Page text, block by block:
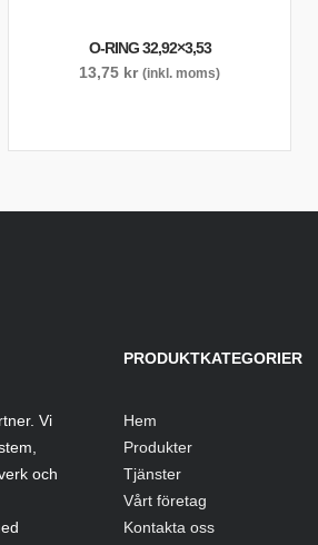
O-RING 32,92×3,53
13,75 kr (inkl. moms)
Vi
och
PRODUKTKATEGORIER
Hem
Produkter
Tjänster
Vårt företag
Kontakta oss